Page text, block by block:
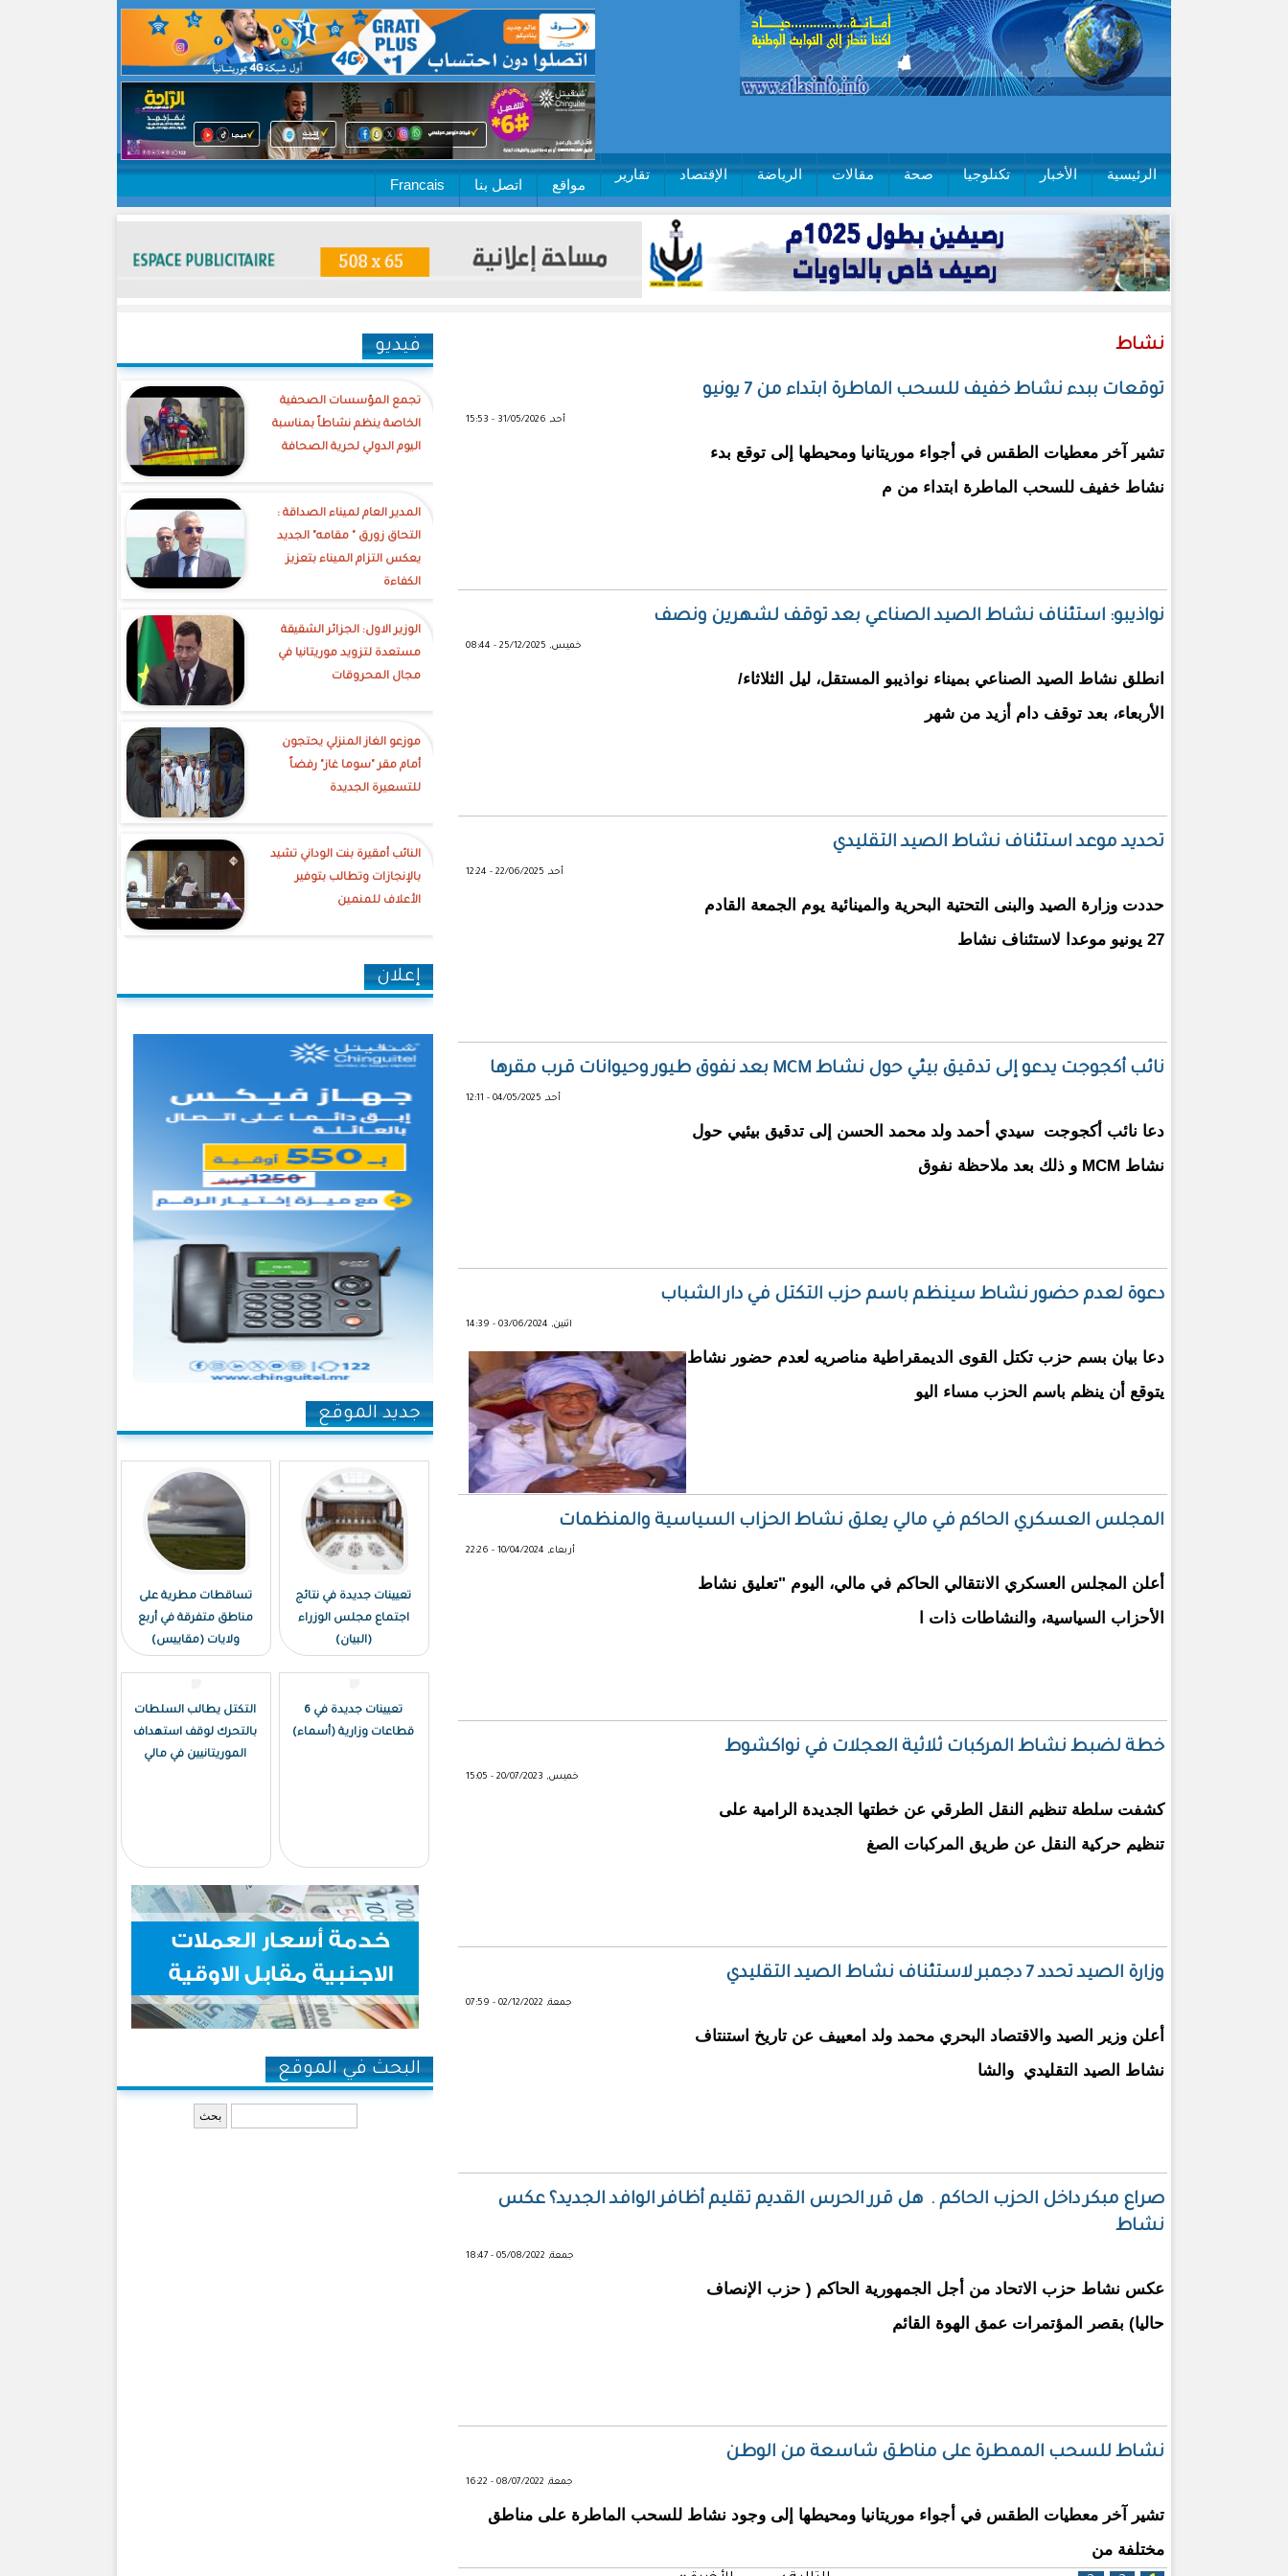
الرئيسية الأخبار تكنلوجيا صحة مقالات الرياضة الإقتصاد تقارير
مواقع اتصل بنا Francais
نشاط
توقعات ببدء نشاط خفيف للسحب الماطرة ابتداء من 7 يونيو
أحد, 31/05/2026 - 15:53
تشير آخر معطيات الطقس في أجواء موريتانيا ومحيطها إلى توقع بدء
نشاط خفيف للسحب الماطرة ابتداء من م
نواذيبو: استئناف نشاط الصيد الصناعي بعد توقف لشهرين ونصف
خميس, 25/12/2025 - 08:44
انطلق نشاط الصيد الصناعي بميناء نواذيبو المستقل، ليل الثلاثاء/
الأربعاء، بعد توقف دام أزيد من شهر
تحديد موعد استئناف نشاط الصيد التقليدي
أحد, 22/06/2025 - 12:24
حددت وزارة الصيد والبنى التحتية البحرية والمينائية يوم الجمعة القادم
27 يونيو موعدا لاستئناف نشاط
نائب أكجوجت يدعو إلى تدقيق بيئي حول نشاط MCM بعد نفوق طيور وحيوانات قرب مقرها
أحد, 04/05/2025 - 12:11
دعا نائب أكجوجت سيدي أحمد ولد محمد الحسن إلى تدقيق بيئيي حول
نشاط MCM و ذلك بعد ملاحظة نفوق
دعوة لعدم حضور نشاط سينظم باسم حزب التكتل في دار الشباب
اثنين, 03/06/2024 - 14:39
دعا بيان بسم حزب تكتل القوى الديمقراطية مناصريه لعدم حضور نشاط
يتوقع أن ينظم باسم الحزب مساء اليو
المجلس العسكري الحاكم في مالي يعلق نشاط الحزاب السياسية والمنظمات
أربعاء, 10/04/2024 - 22:26
أعلن المجلس العسكري الانتقالي الحاكم في مالي، اليوم "تعليق نشاط
الأحزاب السياسية، والنشاطات ذات ا
خطة لضبط نشاط المركبات ثلاثية العجلات في نواكشوط
خميس, 20/07/2023 - 15:05
كشفت سلطة تنظيم النقل الطرقي عن خطتها الجديدة الرامية على
تنظيم حركية النقل عن طريق المركبات الصغ
وزارة الصيد تحدد 7 دجمبر لاستئناف نشاط الصيد التقليدي
جمعة, 02/12/2022 - 07:59
أعلن وزير الصيد والاقتصاد البحري محمد ولد امعييف عن تاريخ استنتاف
نشاط الصيد التقليدي والشا
صراع مبكر داخل الحزب الحاكم . هل قرر الحرس القديم تقليم أظافر الوافد الجديد؟ عكس
نشاط
جمعة, 05/08/2022 - 18:47
عكس نشاط حزب الاتحاد من أجل الجمهورية الحاكم ( حزب الإنصاف
حاليا) بقصر المؤتمرات عمق الهوة القائم
نشاط للسحب الممطرة على مناطق شاسعة من الوطن
جمعة, 08/07/2022 - 16:22
تشير آخر معطيات الطقس في أجواء موريتانيا ومحيطها إلى وجود نشاط للسحب الماطرة على مناطق
مختلفة من
فيديو
تجمع المؤسسات الصحفية
الخاصة ينظم نشاطاً بمناسبة
اليوم الدولي لحرية الصحافة
‎المدير العام لميناء الصداقة :
التحاق زورق " مقامه" الجديد
يعكس التزام الميناء بتعزيز
الكفاءة
الوزير الاول: الجزائر الشقيقة
مستعدة لتزويد موريتانيا في
مجال المحروقات
موزعو الغاز المنزلي يحتجون
أمام مقر "سوما غاز" رفضاً
للتسعيرة الجديدة
النائب أمقيرة بنت الوداني تشيد
بالإنجازات وتطالب بتوفير
الأعلاف للمنمين
إعلان
جديد الموقع
تعيينات جديدة في نتائج
اجتماع مجلس الوزراء
(البيان)
تساقطات مطرية على
مناطق متفرقة في أربع
ولايات (مقاييس)
تعيينات جديدة في 6
قطاعات وزارية (أسماء)
التكتل يطالب السلطات
بالتحرك لوقف استهداف
الموريتانيين في مالي
البحث في الموقع